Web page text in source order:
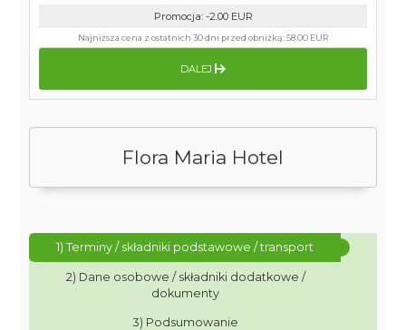
Flora Maria Hotel
1) Terminy / składniki podstawowe / transport
2) Dane osobowe / składniki dodatkowe /
dokumenty
3) Podsumowanie
Promocja: -2.00 EUR
Najniższa cena z ostatnich 30 dni przed obniżką:58.00 EUR
DALEJ